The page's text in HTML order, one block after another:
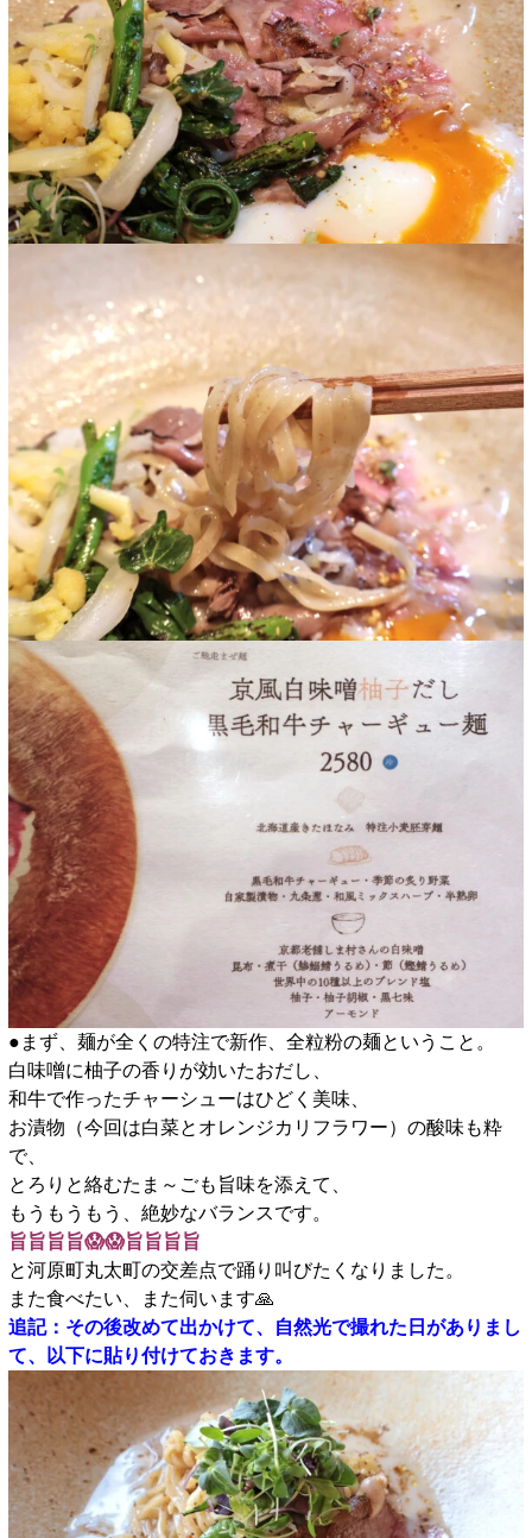
●まず、麺が全くの特注で新作、全粒粉の麺ということ。
白味噌に柚子の香りが効いたおだし、
和牛で作ったチャーシューはひどく美味、
お漬物（今回は白菜とオレンジカリフラワー）の酸味も粋
で、
とろりと絡むたま～ごも旨味を添えて、
もうもうもう、絶妙なバランスです。
旨旨旨旨😱😱旨旨旨旨
と河原町丸太町の交差点で踊り叫びたくなりました。
また食べたい、また伺います🙏
追記：その後改めて出かけて、自然光で撮れた日がありまし
て、以下に貼り付けておきます。